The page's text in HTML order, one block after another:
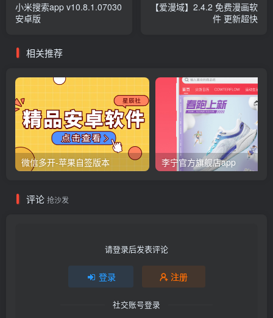
小米搜索app v10.8.1.07030
安卓版
【爱漫域】2.4.2 免费漫画软
件 更新超快
相关推荐
微信多开-苹果自签版本 李宁官方旗舰店app
评论 抢沙发
请登录后发表评论
登录 注册
社交账号登录